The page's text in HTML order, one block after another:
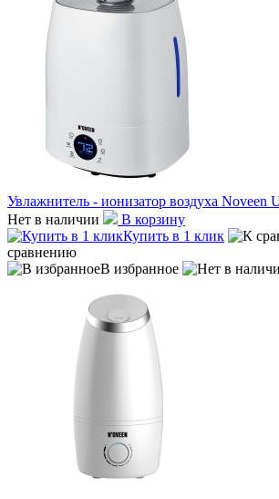
Увлажнитель - ионизатор воздуха Noveen
Нет в наличии
В корзину
Купить в 1 клик
сравнению
В избранное